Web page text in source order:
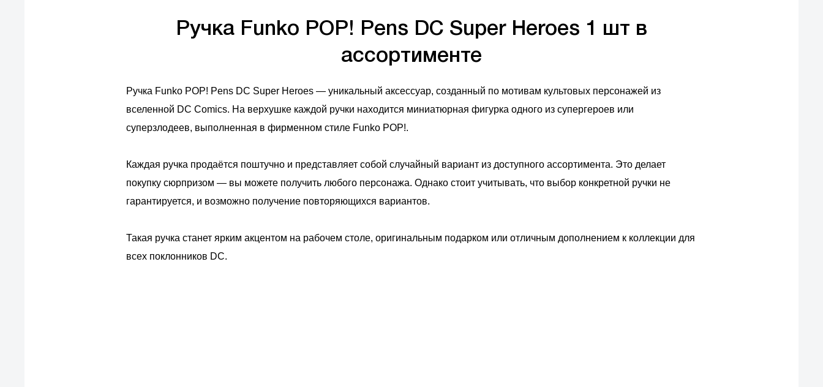
Ручка Funko POP! Pens DC Super Heroes 1 шт в
ассортименте
Ручка Funko POP! Pens DC Super Heroes — уникальный аксессуар, созданный по мотивам культовых персонажей из
вселенной DC Comics. На верхушке каждой ручки находится миниатюрная фигурка одного из супергероев или
суперзлодеев, выполненная в фирменном стиле Funko POP!.
Каждая ручка продаётся поштучно и представляет собой случайный вариант из доступного ассортимента. Это делает
покупку сюрпризом — вы можете получить любого персонажа. Однако стоит учитывать, что выбор конкретной ручки не
гарантируется, и возможно получение повторяющихся вариантов.
Такая ручка станет ярким акцентом на рабочем столе, оригинальным подарком или отличным дополнением к коллекции для
всех поклонников DC.